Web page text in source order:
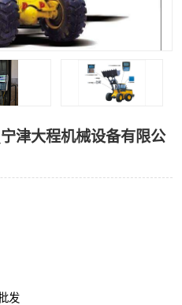
津大程机械设备有限公
发
木材撕碎机
金属撕碎机